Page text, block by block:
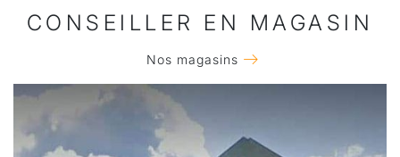
CONSEILLER EN MAGASIN
Nos magasins